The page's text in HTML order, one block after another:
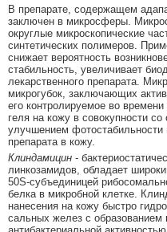
В препарате, содержащем
заключен в микросферы.
округлые микроскопические
синтетических полимеров.
снижает вероятность
стабильность, увеличивает
лекарственного препарата.
микрогубок, заключающих
его контролируемое во
геля на кожу в совокупности
улучшением фотостабильности
препарата в кожу.
Клиндамицин -
линкозамидов, обладает
50S-субъединицей
белка в микробной клетке.
нанесения на кожу быстро
сальных желез с